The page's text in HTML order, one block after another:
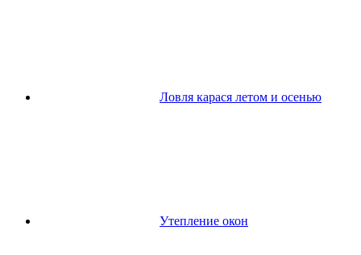
Ловля карася летом и осенью
Утепление окон